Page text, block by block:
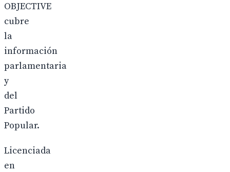
OBJECTIVE
cubre
la
información
parlamentaria
y
del
Partido
Popular.
Licenciada
en